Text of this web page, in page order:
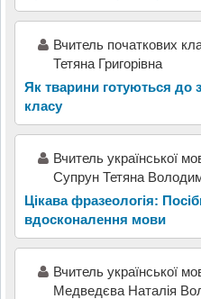
Вчитель початкових
Тетяна Григорівна
Як тварини готуються до
класу
Вчитель української
Супрун Тетяна
Цікава фразеологія:
вдосконалення мови
Вчитель української
Медведєва Наталія